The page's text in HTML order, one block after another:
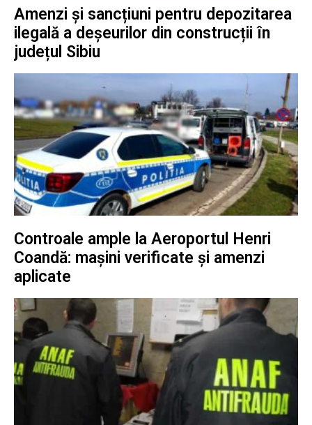
Amenzi și sancțiuni pentru depozitarea
ilegală a deșeurilor din construcții în
județul Sibiu
Controale ample la Aeroportul Henri
Coandă: mașini verificate și amenzi
aplicate